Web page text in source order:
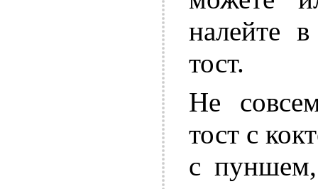
налейте
тост.
Не
тост с
с